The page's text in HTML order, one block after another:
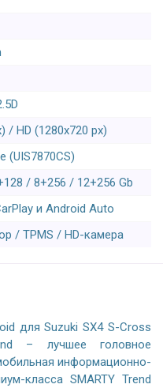
/ HD (1280x720 px)
(UIS7870CS)
/ 8+256 / 12+256 Gb
и Android Auto
/ TPMS / HD-камера
для Suzuki SX4 S-Cross
– лучшее головное
информационно-
класса SMARTY Trend